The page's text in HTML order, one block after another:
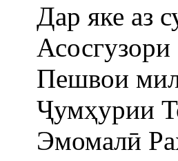
Дар яке аз
Пешвои
Ҷумҳурии
Эмомалӣ